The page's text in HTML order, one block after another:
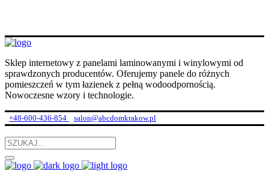
Sklep internetowy z panelami laminowanymi i winylowymi od
sprawdzonych producentów. Oferujemy panele do różnych
pomieszczeń w tym łazienek z pełną wodoodpornością.
Nowoczesne wzory i technologie.
+48-600-436-854 salon@abcdomkrakow.pl